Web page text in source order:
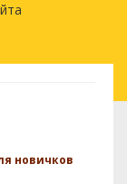
новичков